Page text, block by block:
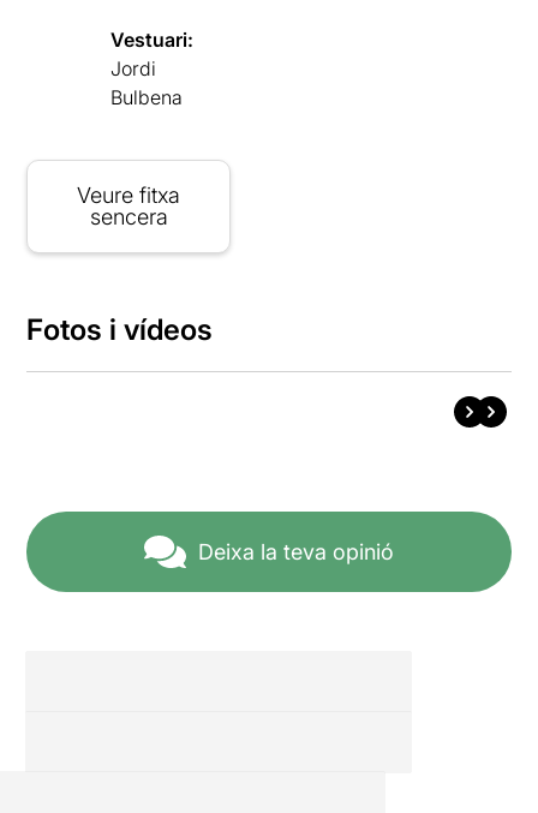
Vestuari:
Jordi
Bulbena
Veure fitxa
sencera
Fotos i vídeos
Deixa la teva opinió